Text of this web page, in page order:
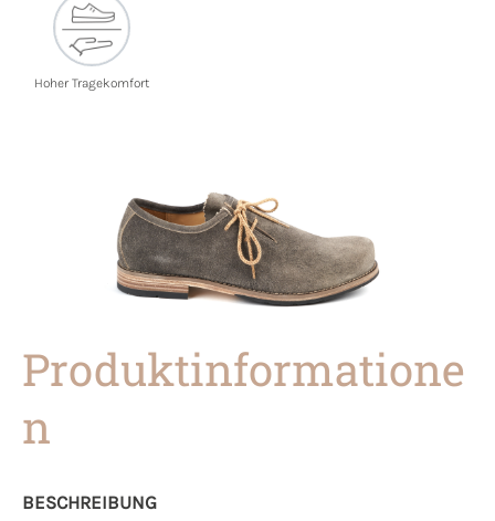
Hoher Tragekomfort
Produktinformatione
n
BESCHREIBUNG